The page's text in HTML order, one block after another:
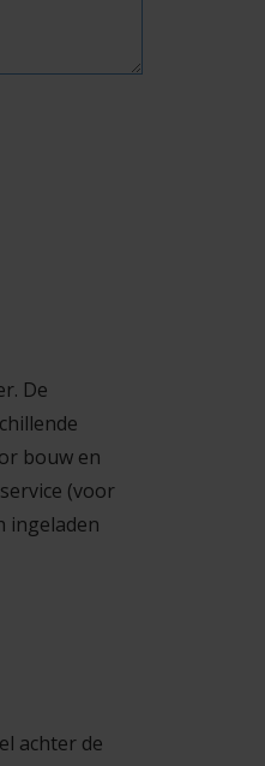
De
bouw en
(voor
ingeladen
achter de